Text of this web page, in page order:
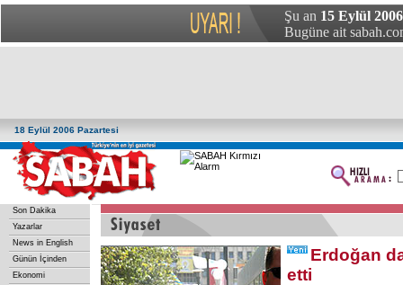
Şu an 15 Eylül
Bugüne ait
18 Eylül 2006 Pazartesi
Son Dakika
Yazarlar
News in English
Günün İçinden
Ekonomi
Erdoğan
etti